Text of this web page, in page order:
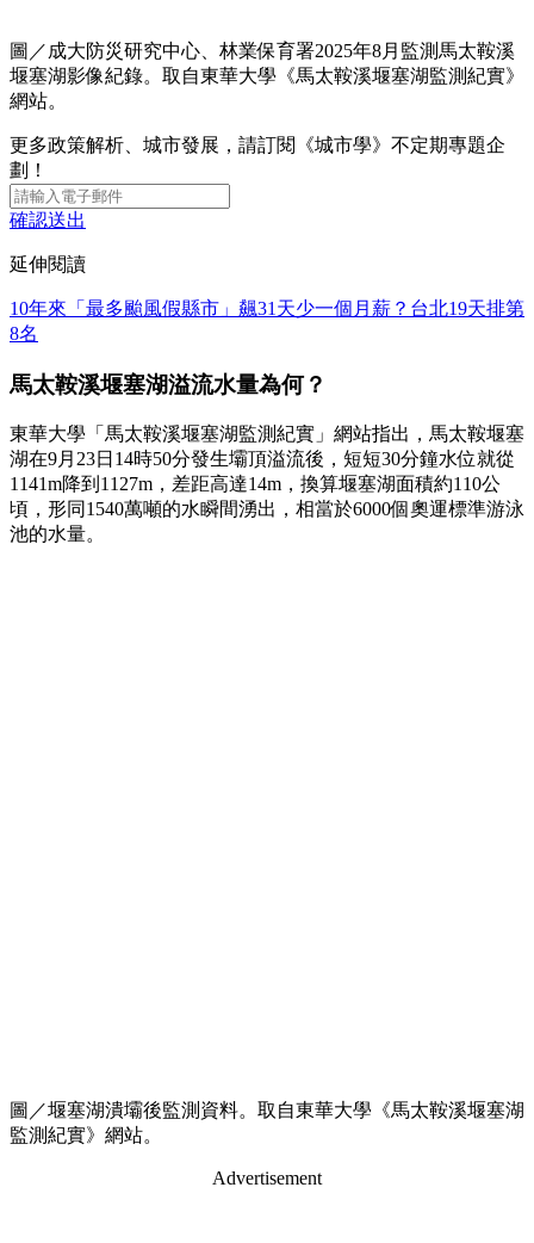
圖／成大防災研究中心、林業保育署2025年8月監測馬太鞍溪
堰塞湖影像紀錄。取自東華大學《馬太鞍溪堰塞湖監測紀實》
網站。
更多政策解析、城市發展，請訂閱《城市學》不定期專題企
劃！
確認送出
延伸閱讀
10年來「最多颱風假縣市」飆31天少一個月薪？台北19天排第
8名
馬太鞍溪堰塞湖溢流水量為何？
東華大學「馬太鞍溪堰塞湖監測紀實」網站指出，馬太鞍堰塞
湖在9月23日14時50分發生壩頂溢流後，短短30分鐘水位就從
1141m降到1127m，差距高達14m，換算堰塞湖面積約110公
頃，形同1540萬噸的水瞬間湧出，相當於6000個奧運標準游泳
池的水量。
圖／堰塞湖潰壩後監測資料。取自東華大學《馬太鞍溪堰塞湖
監測紀實》網站。
Advertisement